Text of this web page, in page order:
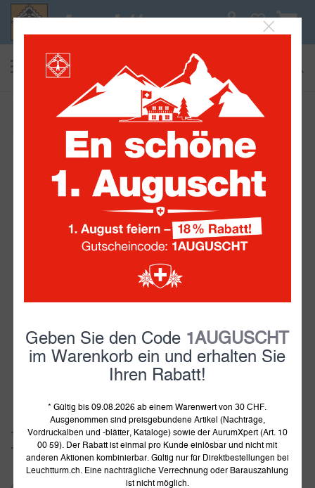
Alle Sammelwelten
1 2 3
4
TCG Album Slim Small schwarz für 160
Trading Cards
Geben Sie den Code 1AUGUSCHT
im Warenkorb ein und erhalten Sie
Ihren Rabatt!
* Gültig bis 09.08.2026 ab einem Warenwert von 30 CHF.
Ausgenommen sind preisgebundene Artikel (Nachträge,
Vordruckalben und -blätter, Kataloge) sowie der AurumXpert (Art. 10
00 59). Der Rabatt ist einmal pro Kunde einlösbar und nicht mit
anderen Aktionen kombinierbar. Gültig nur für Direktbestellungen bei
Leuchtturm.ch. Eine nachträgliche Verrechnung oder Barauszahlung
ist nicht möglich.